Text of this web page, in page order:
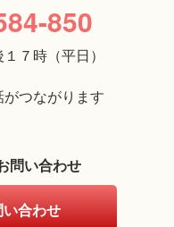
850
７時（平日）
つながります
問い合わせ
合わせ